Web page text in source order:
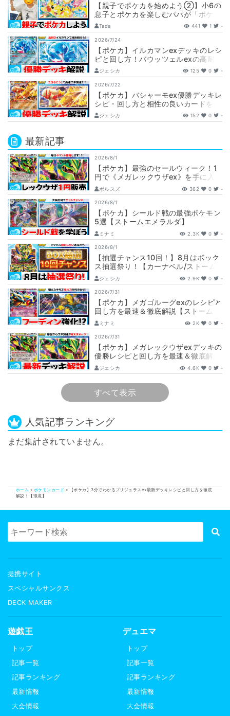
【親子でポケカを始めよう②】小6の
息子とポケカを楽しむパパが「ポケカ
の種類」を解説します！【ポケモンカ
ード】
Tada 441 1 -
2026/7/24
【ポケカ】イルカマンexデッキのレシ
ピと回し方！バウッツェルexの高耐久
コンボを徹底解説
ジェシカ 125 0 -
2026/7/22
【ポケカ】バシャーモex優勝デッキレ
シピ・回し方と相性の良いカードを徹
底解説！
ジェシカ 152 0 -
最新記事
2026/8/1
【ポケカ】最強のセールウィーク！1
円で《メガレックウザex》を手に入れ
ろ！！【カーナベルSALE】
ボルスズ 362 0 -
2026/8/1
【ポケカ】シールド戦の最強ポケモン
5選【ストームエメラルダ】
ミナミ 2.3K 0 -
2026/8/1
【抽選チャンス10回！】8月はボック
ス抽選祭り！【カーナベル/ストーム
エメラルダ】
ジェシカ 2.9K 0 -
2026/7/31
【ポケカ】メガゴルーグexのレシピと
回し方を最速＆徹底解説【ストームエ
メラルダ】
ミナミ 2K 0 -
2026/7/31
【ポケカ】メガレックウザexデッキの
優勝レシピと回し方を最速＆徹底解説
【ストームエメラルダ】
ジェシカ 4.6K 0 -
すべて表示
人気記事ランキング
まだ集計されていません。
ホーム » ポケモンカード »
【ポケカ】3分でわかるブリジュラスex最新デッキレシピと回し方を徹底
解説！【環境】
提携サイト
スペシャルサンクス
DECK MAKER
遊戯王
トップ
記事一覧
記事ランキング
最新情報
大会情報
デュエマ
トップ
記事一覧
記事ランキング
最新情報
大会情報